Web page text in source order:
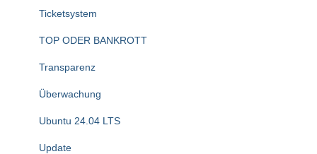
Ticketsystem
TOP ODER BANKROTT
Transparenz
Überwachung
Ubuntu 24.04 LTS
Update